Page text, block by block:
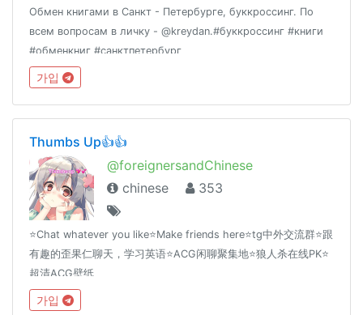
Обмен книгами в Санкт - Петербурге, буккроссинг. По
всем вопросам в личку - @kreydan.#буккроссинг #книги
#обменкниг #санктпетербург
가입
Thumbs Up👍👍
@foreignersandChinese
chinese
353
⭐️Chat whatever you like⭐️Make friends here⭐️tg中外交流群⭐️跟
有趣的歪果仁聊天，学习英语⭐️ACG闲聊聚集地⭐️狼人杀在线PK⭐️
超清ACG壁纸
가입